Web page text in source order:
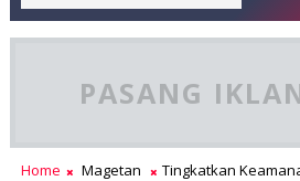
PASANG
Home Magetan
Tingkatkan